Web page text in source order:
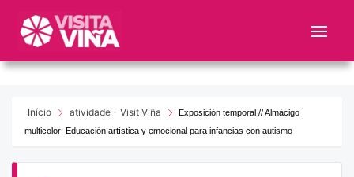
este
web
sistemaInício atividade - Visit Viña
Exposición temporal // Almácigo
multicolor: Educación artística y emocional para infancias con autismo